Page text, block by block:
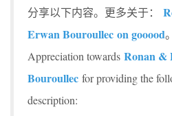
分享以下内容。更多关于：
Erwan Bouroullec on gooood。
Appreciation towards Ronan &
Bouroullec for providing the
description: